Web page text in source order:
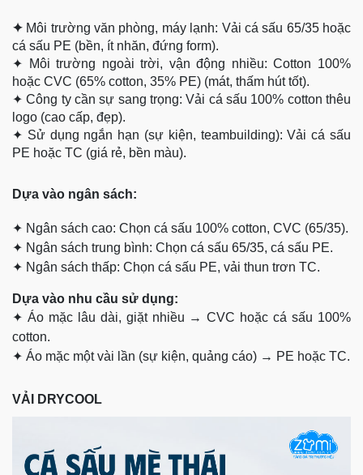
✦ Môi trường văn phòng, máy lạnh: Vải cá sấu 65/35 hoặc
cá sấu PE (bền, ít nhăn, đứng form).
✦
Môi trường ngoài trời, vận động nhiều: Cotton 100%
hoặc CVC (65% cotton, 35% PE) (mát, thấm hút tốt).
✦Công ty cần sự sang trọng: Vải cá sấu 100% cotton thêu
logo (cao cấp, đẹp).
✦ Sử dụng ngắn hạn (sự kiện, teambuilding): Vải cá sấu
PE hoặc TC (giá rẻ, bền màu).
Dựa vào ngân sách:
✦ Ngân sách cao: Chọn cá sấu 100% cotton, CVC (65/35).
✦ Ngân sách trung bình: Chọn cá sấu 65/35, cá sấu PE.
✦ Ngân sách thấp: Chọn cá sấu PE, vải thun trơn TC.
Dựa vào nhu cầu sử dụng:
✦ Áo mặc lâu dài, giặt nhiều → CVC hoặc cá sấu 100%
cotton.
✦ Áo mặc một vài lần (sự kiện, quảng cáo) → PE hoặc TC.
VẢI DRYCOOL